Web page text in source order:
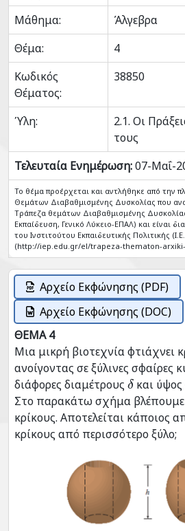
Μάθημα:
Άλγεβρα
Θέμα:
4
Κωδικός
Θέματος:
38850
Ύλη:
2.1. Οι
τους
Τελευταία Ενημέρωση:07-Μαΐ-
Το θέμα προέρχεται και αντλήθηκε από την
Θεμάτων Διαβαθμισμένης Δυσκολίας που
Tράπεζα θεμάτων Διαβαθμισμένης
Εκπαίδευση, Γενικό Λύκειο-ΕΠΑΛ) και είναι
του Ινστιτούτου Εκπαιδευτικής Πολιτικής
(http://iep.edu.gr/el/trapeza-thematon-
Αρχείο Εκφώνησης (PDF)
Αρχείο Εκφώνησης (DOC)
ΘΕΜΑ 4
Μια μικρή βιοτεχνία φτιάχνει
ανοίγοντας σε ξύλινες σφαίρες
διάφορες διαμέτρους δκαι ύψος
Στο παρακάτω σχήμα βλέπουμε
κρίκους. Αποτελείται κάποιος
κρίκους από περισσότερο ξύλο;